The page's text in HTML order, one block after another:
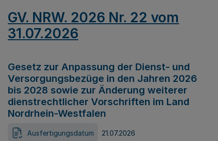
GV. NRW. 2026 Nr. 22 vom
31.07.2026
Gesetz zur Anpassung der Dienst- und
Versorgungsbezüge in den Jahren 2026
bis 2028 sowie zur Änderung weiterer
dienstrechtlicher Vorschriften im Land
Nordrhein-Westfalen
Ausfertigungsdatum 21.07.2026